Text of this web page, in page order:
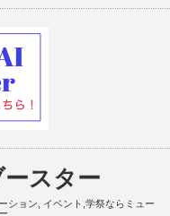
スター
ション, イベント,学祭ならミュー